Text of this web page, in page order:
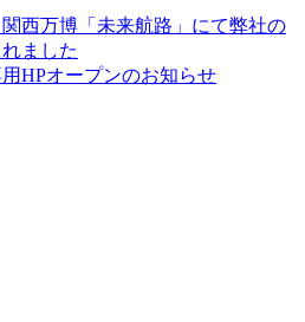
関西万博「未来航路」にて弊社の
ました
用HPオープンのお知らせ